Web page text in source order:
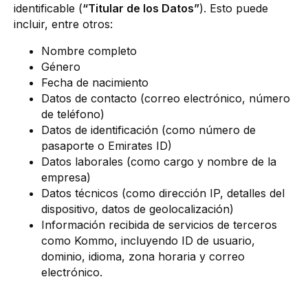
identificable (“Titular de los Datos”). Esto puede
incluir, entre otros:
Nombre completo
Género
Fecha de nacimiento
Datos de contacto (correo electrónico, número
de teléfono)
Datos de identificación (como número de
pasaporte o Emirates ID)
Datos laborales (como cargo y nombre de la
empresa)
Datos técnicos (como dirección IP, detalles del
dispositivo, datos de geolocalización)
Información recibida de servicios de terceros
como Kommo, incluyendo ID de usuario,
dominio, idioma, zona horaria y correo
electrónico.